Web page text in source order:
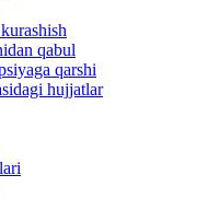
qabul
qarshi
hujjatlar